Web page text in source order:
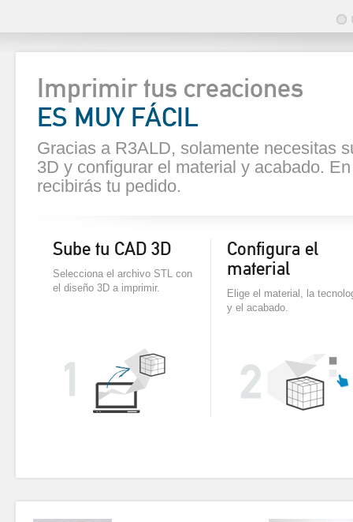
Imprimir tus creaciones
ES MUY FÁCIL
Gracias a R3ALD, solamente necesitas
3D y configurar el material y acabado.
recibirás tu pedido.
Sube tu CAD 3D
Selecciona el archivo STL con
el diseño 3D a imprimir.
Configura el
material
Elige el material, la
y el acabado.